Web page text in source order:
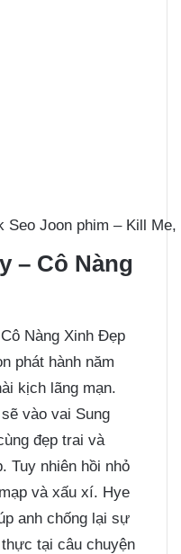
Seo Joon phim – Kill
– Cô Nàng
Nàng Xinh Đẹp
phát hành năm
kịch lãng mạn.
vào vai Sung
đẹp trai và
Tuy nhiên hồi nhỏ
và xấu xí. Hye
anh chống lại sự
tại câu chuyện